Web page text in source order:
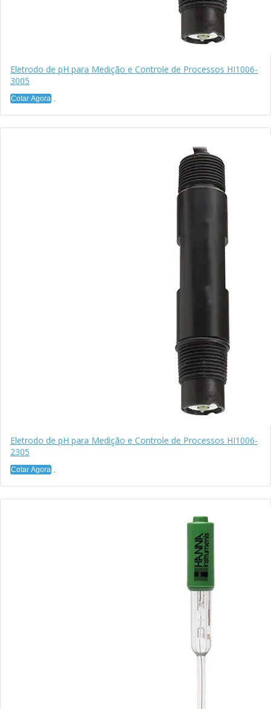
Eletrodo de pH para Medição e Controle de Processos HI1006-
3005
Cotar Agora
Eletrodo de pH para Medição e Controle de Processos HI1006-
2305
Cotar Agora